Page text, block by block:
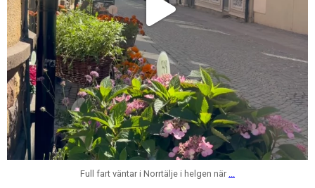
Full fart väntar i Norrtälje i helgen när ...